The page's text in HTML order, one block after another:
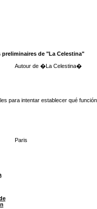
preliminaires de "La Celestina"
Autour de �La Celestina�
para intentar establecer qué
Paris